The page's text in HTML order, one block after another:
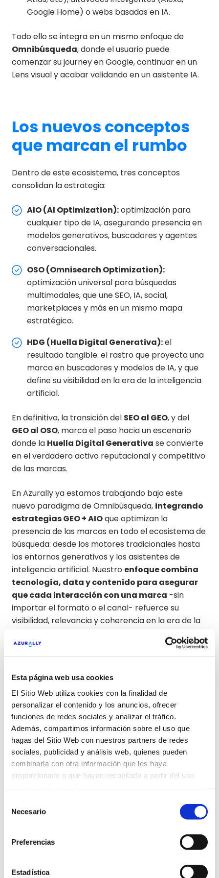
Esta página web usa cookies
El Sitio Web utiliza cookies con la finalidad de
personalizar el contenido y los anuncios, ofrecer
funciones de redes sociales y analizar el tráfico.
Además, compartimos información sobre el uso que
hagas del Sitio Web con nuestros partners de redes
sociales, publicidad y análisis web, quienes pueden
combinarla con otra información que les haya
proporcionado o que hayan recopilado a partir del uso
Necesario
Preferencias
Estadística
Google Home) o webs basadas en IA.
Todo ello se integra en un mismo enfoque de
Omnibúsqueda, donde el usuario puede
comenzar su journey en Google, continuar en un
Lens visual y acabar validando en un asistente IA.
Los nuevos conceptos
que marcan el rumbo
Dentro de este ecosistema, tres conceptos
consolidan la estrategia:
AIO (AI Optimization):optimización para
cualquier tipo de IA, asegurando presencia en
modelos generativos, buscadores y agentes
conversacionales.
OSO (Omnisearch Optimization):
optimización universal para búsquedas
multimodales, que une SEO, IA, social,
marketplaces y más en un mismo mapa
estratégico.
HDG (Huella Digital Generativa):el
resultado tangible: el rastro que proyecta una
marca en buscadores y modelos de IA, y que
define su visibilidad en la era de la inteligencia
artificial.
En definitiva, la transición del SEO al GEO, y del
GEO al OSO, marca el paso hacia un escenario
donde la Huella Digital Generativa se convierte
en el verdadero activo reputacional y competitivo
de las marcas.
En Azurally ya estamos trabajando bajo este
nuevo paradigma de Omnibúsqueda, integrando
estrategias GEO + AIOque optimizan la
presencia de las marcas en todo el ecosistema de
búsqueda: desde los motores tradicionales hasta
los entornos generativos y los asistentes de
inteligencia artificial. Nuestro enfoque combina
tecnología, data y contenido para asegurar
que cada interacción con una marca -sin
importar el formato o el canal- refuerce su
visibilidad, relevancia y coherencia en la era de la
Actualizaciones de Google: hacia dónde
quiere ir
Google UCP y Universal Cart: compras
dentro de Google
Cómo la evolución de Google cambia las
reglas del SEO y el GEO
Del SEO tradicional al GEO Agéntico:
cómo las marcas deben prepararse para
La Búsqueda fluida (Seamless Search) ya
está aquí: vamos a perder más tráfico del